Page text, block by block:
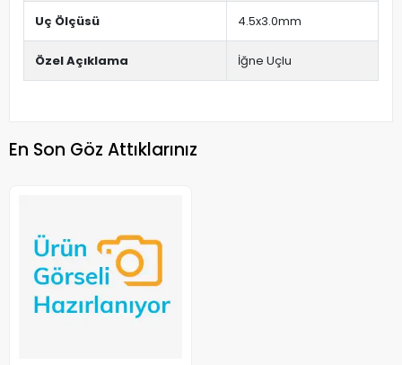
Uç Ölçüsü 4.5x3.0mm
Özel Açıklama İğne Uçlu
En Son Göz Attıklarınız